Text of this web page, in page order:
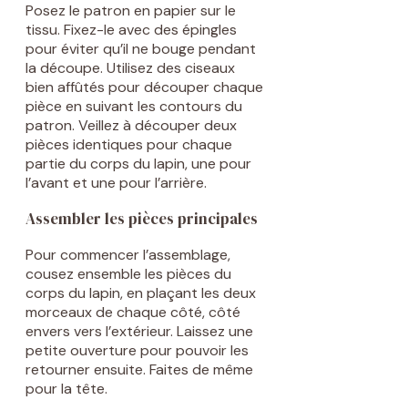
Posez le patron en papier sur le
tissu. Fixez-le avec des épingles
pour éviter qu’il ne bouge pendant
la découpe. Utilisez des ciseaux
bien affûtés pour découper chaque
pièce en suivant les contours du
patron. Veillez à découper deux
pièces identiques pour chaque
partie du corps du lapin, une pour
l’avant et une pour l’arrière.
Assembler les pièces principales
Pour commencer l’assemblage,
cousez ensemble les pièces du
corps du lapin, en plaçant les deux
morceaux de chaque côté, côté
envers vers l’extérieur. Laissez une
petite ouverture pour pouvoir les
retourner ensuite. Faites de même
pour la tête.